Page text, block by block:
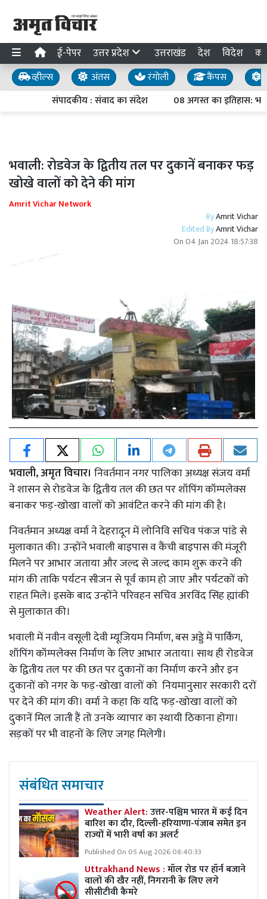
ई-पेपर उत्तर प्रदेश उत्तराखंड देश विदेश
व्हील्स अंतस रंगोली कैंपस
संपादकीय : संवाद का संदेश
08 अगस्त का इतिहास:
भवाली: रोडवेज के द्वितीय तल पर दुकानें बनाकर फड़
खोखे वालों को देने की मांग
Amrit Vichar Network
ByAmrit Vichar
Edited ByAmrit Vichar
On04 Jan 2024 18:57:38
भवाली, अमृत विचार। निवर्तमान नगर पालिका अध्यक्ष संजय वर्मा
ने शासन से रोडवेज के द्वितीय तल की छत पर शॉपिंग कॉम्पलेक्स
बनाकर फड़-खोखा वालों को आवंटित करने की मांग की है।
निवर्तमान अध्यक्ष वर्मा ने देहरादून में लोनिवि सचिव पंकज पांडे से
मुलाकात की। उन्होंने भवाली बाइपास व कैंची बाइपास की मंजूरी
मिलने पर आभार जताया और जल्द से जल्द काम शुरू करने की
मांग की ताकि पर्यटन सीजन से पूर्व काम हो जाए और पर्यटकों को
राहत मिले। इसके बाद उन्होंने परिवहन सचिव अरविंद सिंह ह्यांकी
से मुलाकात की।
भवाली में नवीन वसूली देवी म्यूजियम निर्माण, बस अड्डे में पार्किंग,
शॉपिंग कॉम्पलेक्स निर्माण के लिए आभार जताया। साथ ही रोडवेज
के द्वितीय तल पर की छत पर दुकानों का निर्माण करने और इन
दुकानों को नगर के फड़-खोखा वालों को नियमानुसार सरकारी दरों
पर देने की मांग की। वर्मा ने कहा कि यदि फड़-खोखा वालों को
दुकानें मिल जाती हैं तो उनके व्यापार का स्थायी ठिकाना होगा।
सड़कों पर भी वाहनों के लिए जगह मिलेगी।
संबंधित समाचार
Weather Alert:उत्तर-पश्चिम भारत में कई दिन
बारिश का दौर, दिल्ली-हरियाणा-पंजाब समेत इन
राज्यों में भारी वर्षा का अलर्ट
Published On 05 Aug 2026 08:40:33
Uttrakhand News :मॉल रोड पर हॉर्न बजाने
वालों की खैर नहीं, निगरानी के लिए लगे
सीसीटीवी कैमरे